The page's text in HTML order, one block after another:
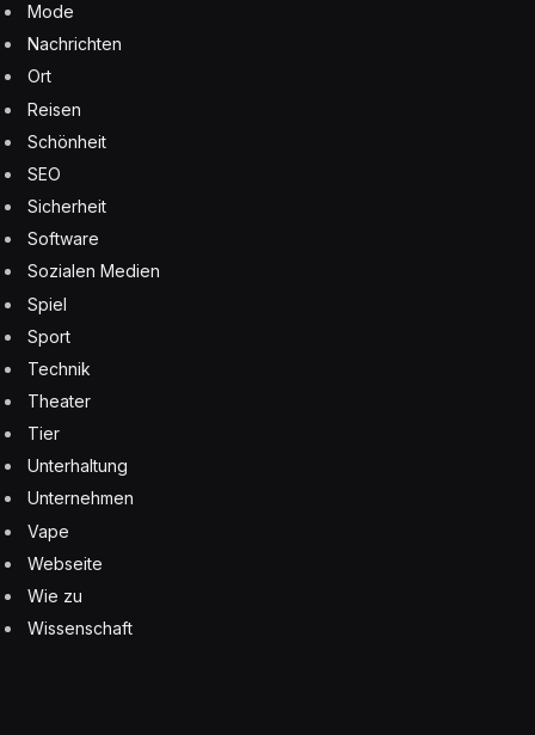
Mode
Nachrichten
Ort
Reisen
Schönheit
SEO
Sicherheit
Software
Sozialen Medien
Spiel
Sport
Technik
Theater
Tier
Unterhaltung
Unternehmen
Vape
Webseite
Wie zu
Wissenschaft